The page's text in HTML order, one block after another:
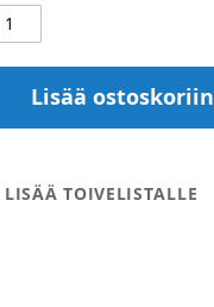
Lisää ostoskoriin
LISÄÄ TOIVELISTALLE